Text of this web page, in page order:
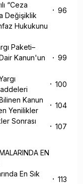
“Ceza
Değişiklik
Hukukunu
96
Paketi–
Kanun'un
99
100
Kanun
Yenilikler
104
Sonrası
107
EN
En Sık
113